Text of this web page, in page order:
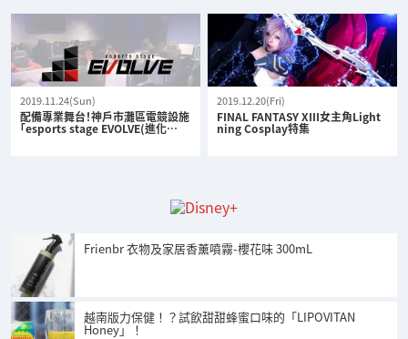
2019.11.24(Sun)
配備專業舞台！神戶市灘區電競設施
「esports stage EVOLVE(進化…
2019.12.20(Fri)
FINAL FANTASY XIII女主角Light
ning Cosplay特集
Frienbr 衣物及家居香薰噴霧-櫻花味 300mL
越南版力保健！？試飲甜甜蜂蜜口味的「LIPOVITAN
Honey」！